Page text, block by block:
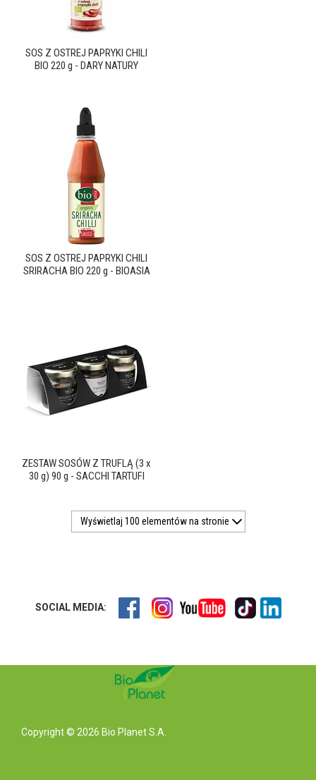
SOS Z OSTREJ PAPRYKI CHILI
BIO 220 g - DARY NATURY
SOS Z OSTREJ PAPRYKI CHILI
SRIRACHA BIO 220 g - BIOASIA
ZESTAW SOSÓW Z TRUFLĄ (3 x
30 g) 90 g - SACCHI TARTUFI
Wyświetlaj 100 elementów na stronie
SOCIAL MEDIA:
Copyright © 2026 Bio Planet S.A.